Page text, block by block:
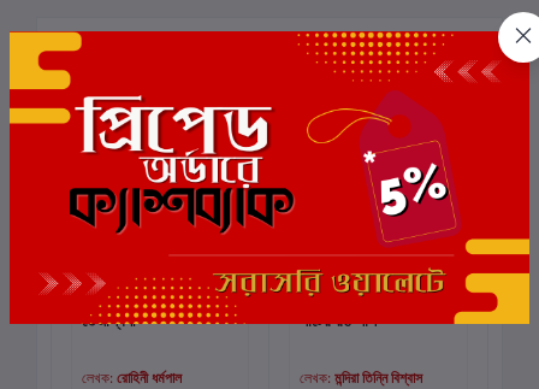
সংশ্লিষ্ট বই
কার্টে যোগ করুন
তেজস্বিনী
লেখক: রোহিনী ধর্মপাল
কার্টে যোগ করুন
সার্টের রঙ লাল
লেখক: মন্দিরা তিন্নি বিশ্বাস